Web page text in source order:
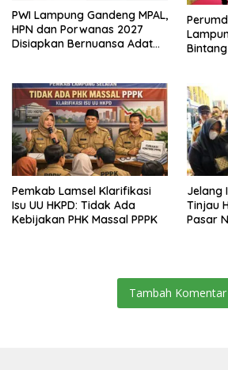
PWI Lampung Gandeng MPAL,
HPN dan Porwanas 2027
Disiapkan Bernuansa Adat
Pemkab Lamsel Klarifikasi
Isu UU HKPD: Tidak Ada
Kebijakan PHK Massal PPPK
Jelang
Tinjau
Pasar
Tambah Komentar